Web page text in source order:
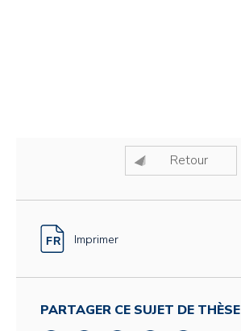
Retour
Imprimer
PARTAGER CE SUJET DE THÈSE